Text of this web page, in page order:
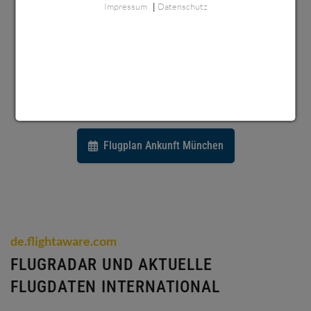
Flugplan Ankunft München
de.flightaware.com
FLUGRADAR UND AKTUELLE
FLUGDATEN INTERNATIONAL
Impressum| Datenschutz